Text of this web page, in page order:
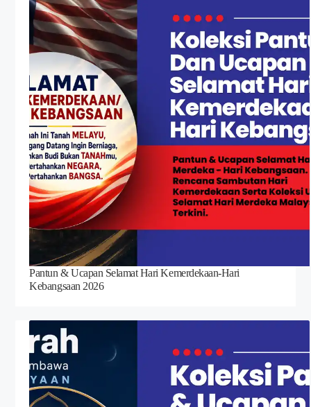
Pantun & Ucapan Selamat Hari Kemerdekaan-Hari
Kebangsaan 2026